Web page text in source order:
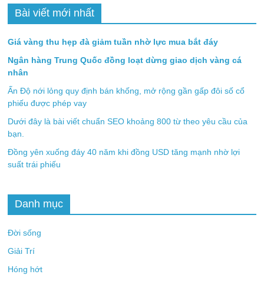
Bài viết mới nhất
Giá vàng thu hẹp đà giảm tuần nhờ lực mua bắt đáy
Ngân hàng Trung Quốc đồng loạt dừng giao dịch vàng cá
nhân
Ấn Độ nới lỏng quy định bán khống, mở rộng gần gấp đôi số cổ
phiếu được phép vay
Dưới đây là bài viết chuẩn SEO khoảng 800 từ theo yêu cầu của
bạn.
Đồng yên xuống đáy 40 năm khi đồng USD tăng mạnh nhờ lợi
suất trái phiếu
Danh mục
Đời sống
Giải Trí
Hóng hớt